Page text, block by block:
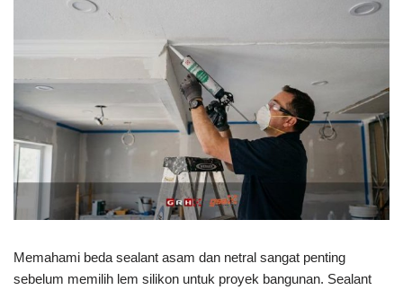
Memahami beda sealant asam dan netral sangat penting
sebelum memilih lem silikon untuk proyek bangunan. Sealant